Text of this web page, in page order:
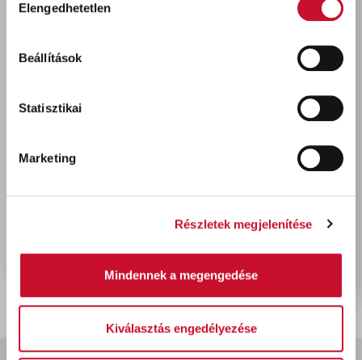
kiválasztása
Elengedhetetlen
Beállítások
Statisztikai
Marketing
Részletek megjelenítése
Mindennek a megengedése
Kiválasztás engedélyezése
1 590 Ft